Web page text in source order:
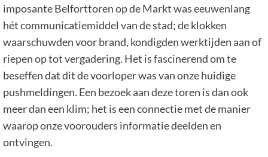
imposante Belforttoren op de Markt was eeuwenlang
hét communicatiemiddel van de stad; de klokken
waarschuwden voor brand, kondigden werktijden aan of
riepen op tot vergadering. Het is fascinerend om te
beseffen dat dit de voorloper was van onze huidige
pushmeldingen. Een bezoek aan deze toren is dan ook
meer dan een klim; het is een connectie met de manier
waarop onze voorouders informatie deelden en
ontvingen.